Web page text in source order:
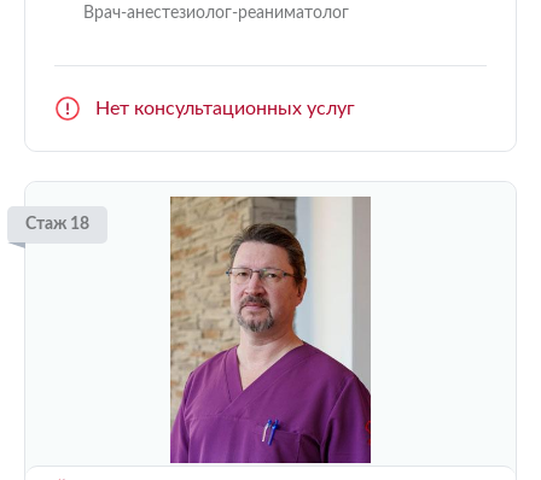
Врач-анестезиолог-реаниматолог
Нет консультационных услуг
Стаж 18